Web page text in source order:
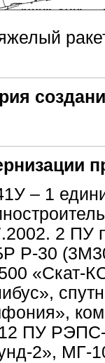
– 1
2 ПУ
Р-30
«Скат-
ПУ
2», МГ-